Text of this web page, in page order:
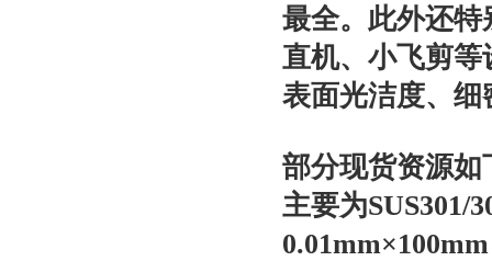
最全。此外还
直机、小飞剪
表面光洁度、
部分现货资源
主要为SUS301/